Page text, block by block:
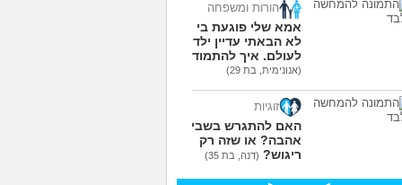
עוד שאלות חדשות במדור
הורות ומשפחה
אמא שלי פוגעת בי כי
לא הבאתי עדיין ילדים
לעולם. איך להתמודד?
(אנונימית, בת 29)
זוגיות
האם להתגרש בשביל
אהבה? או שזה רק
ריגוש? (דנה, בת 35)